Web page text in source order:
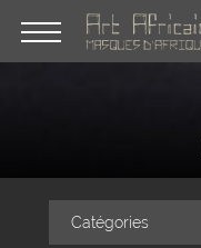
Catégories